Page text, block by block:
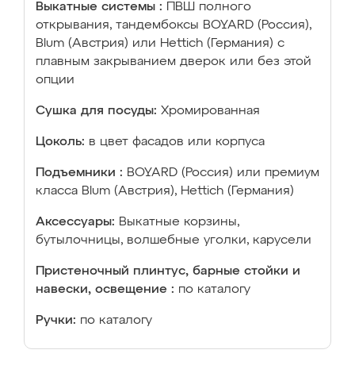
Выкатные системы :
ПВШ полного
открывания, тандембоксы BOYARD (Россия),
Blum (Австрия) или Hettich (Германия) с
плавным закрыванием дверок или без этой
опции
Сушка для посуды: Хромированная
Цоколь: в цвет фасадов или корпуса
Подъемники : BOYARD (Россия) или премиум
класса Blum (Австрия), Hettich (Германия)
Аксессуары: Выкатные корзины,
бутылочницы, волшебные уголки, карусели
Пристеночный плинтус, барные стойки и
навески, освещение : по каталогу
Ручки: по каталогу